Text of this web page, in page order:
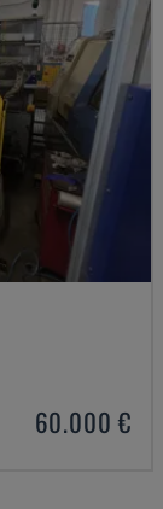
60.000 €